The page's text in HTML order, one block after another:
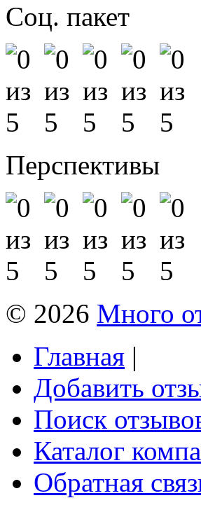
Соц. пакет
Перспективы
© 2026 Много
Главная |
Добавить
Поиск
Каталог
Обратная